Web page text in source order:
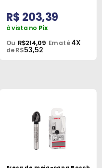
R$ 203,39
à vista no Pix
Ou R$214,09 Em até4X
de R$53,52